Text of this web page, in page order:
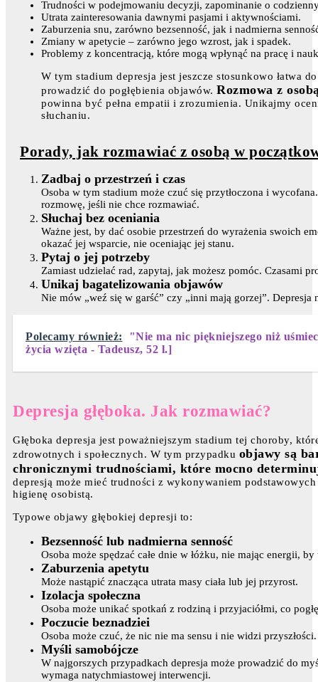
Trudności w podejmowaniu decyzji, zapominanie o
Utrata zainteresowania dawnymi pasjami i aktywnościami.
Zaburzenia snu, zarówno bezsenność, jak i nadmierna
Zmiany w apetycie – zarówno jego wzrost, jak i spadek.
Problemy z koncentracją, które mogą wpłynąć na pracę i
W tym stadium depresja jest jeszcze stosunkowo łatwa
prowadzić do pogłębienia objawów. Rozmowa z
powinna być pełna empatii i zrozumienia. Unikajmy
słuchaniu.
Porady, jak rozmawiać z osobą w
Zadbaj o przestrzeń i czas
Osoba w tym stadium może czuć się przytłoczona i
rozmowę, jeśli nie chce rozmawiać.
Słuchaj bez oceniania
Ważne jest, by dać osobie przestrzeń do wyrażenia swoich
okazać jej wsparcie, nie oceniając jej stanu.
Pytaj o jej potrzeby
Zamiast udzielać rad, zapytaj, jak możesz pomóc. Czasami
Unikaj bagatelizowania objawów
Nie mów „weź się w garść” czy „inni mają gorzej”. Depresja
Polecamy również:
"Nie ma nic piękniejszego niż
życia wzięta - Tadeusz, 52 l.]
Depresja głęboka. Jak rozmawiać?
Głęboka depresja jest poważniejszym stadium tej choroby,
zdrowotnych i społecznych. W tym przypadku objawy są
chronicznymi trudnościami, które mocno
depresją może mieć trudności z wykonywaniem
higienę osobistą.
Typowe objawy głębokiej depresji to:
Bezsenność lub nadmierna senność
Osoba może spędzać całe dnie w łóżku, nie mając energii, by
Zaburzenia apetytu
Może nastąpić znacząca utrata masy ciała lub jej przyrost.
Izolacja społeczna
Osoba może unikać spotkań z rodziną i przyjaciółmi, co
Poczucie beznadziei
Osoba może czuć, że nic nie ma sensu i nie widzi przyszłości.
Myśli samobójcze
W najgorszych przypadkach depresja może prowadzić do
wymaga natychmiastowej interwencji.